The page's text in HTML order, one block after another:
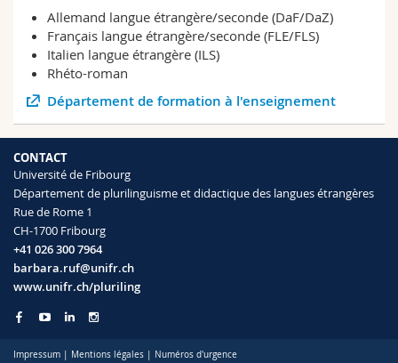
Allemand langue étrangère/seconde (DaF/DaZ)
Français langue étrangère/seconde (FLE/FLS)
Italien langue étrangère (ILS)
Rhéto-roman
Département de formation à l'enseignement
CONTACT
Université de Fribourg
Département de plurilinguisme et didactique des langues étrangères
Rue de Rome 1
CH-1700 Fribourg
+41 026 300 7964
barbara.ruf@unifr.ch
www.unifr.ch/pluriling
Impressum | Mentions légales | Numéros d'urgence